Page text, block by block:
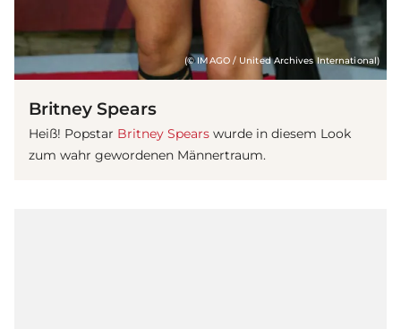
(© IMAGO / United Archives International)
Britney Spears
Heiß! Popstar Britney Spears wurde in diesem Look
zum wahr gewordenen Männertraum.